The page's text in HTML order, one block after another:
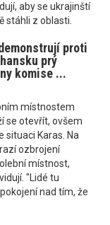
aby se ukrajinští
stáhli z oblasti.
proti
prý
komise ...
místnostem
se otevřít, ovšem
situaci Karas. Na
ozbrojení
místnost,
"Lidé tu
nad tím, že